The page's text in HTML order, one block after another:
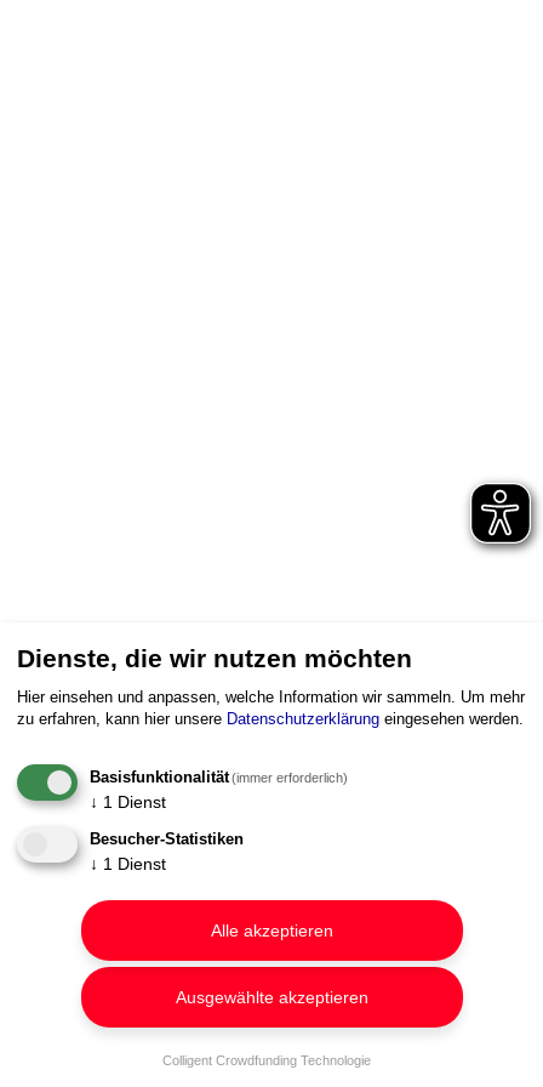
Dienste, die wir nutzen möchten
Hier einsehen und anpassen, welche Information wir sammeln. Um mehr
zu erfahren, kann hier unsere Datenschutzerklärung eingesehen werden.
Basisfunktionalität(immer erforderlich)
↓ 1 Dienst
Besucher-Statistiken
↓ 1 Dienst
Ausgewählte akzeptieren
Alle akzeptieren
Colligent Crowdfunding Technologie